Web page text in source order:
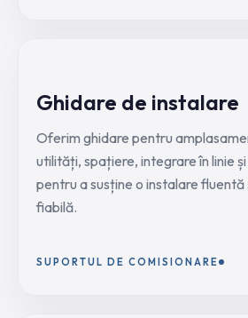
Ghidare de instalare
Oferim ghidare pentru
utilități, spațiere, integrare în linie
pentru a susține o instalare fluentă
fiabilă.
SUPORTUL DE COMISIONARE